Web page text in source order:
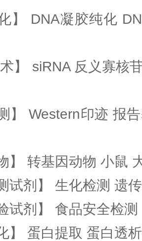
】 DNA凝胶纯化
术】 siRNA 反义寡核
】 Western印迹 报
】 转基因动物 小鼠
试剂】 生化检测 遗
试剂】 食品安全检
】 蛋白提取 蛋白透